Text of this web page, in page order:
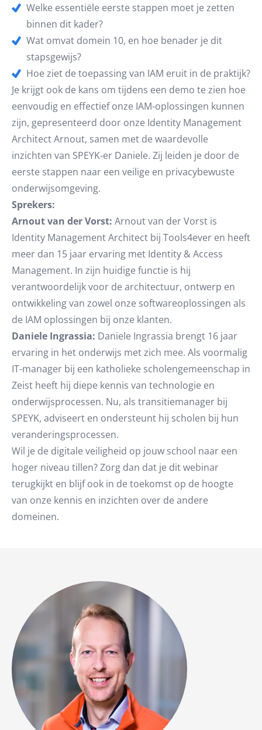
Welke essentiële eerste stappen moet je zetten
binnen dit kader?
Wat omvat domein 10, en hoe benader je dit
stapsgewijs?
Hoe ziet de toepassing van IAM eruit in de praktijk?
Je krijgt ook de kans om tijdens een demo te zien hoe
eenvoudig en effectief onze IAM-oplossingen kunnen
zijn, gepresenteerd door onze Identity Management
Architect Arnout, samen met de waardevolle
inzichten van SPEYK-er Daniele. Zij leiden je door de
eerste stappen naar een veilige en privacybewuste
onderwijsomgeving.
Sprekers:
Arnout van der Vorst: Arnout van der Vorst is
Identity Management Architect bij Tools4ever en heeft
meer dan 15 jaar ervaring met Identity & Access
Management. In zijn huidige functie is hij
verantwoordelijk voor de architectuur, ontwerp en
ontwikkeling van zowel onze softwareoplossingen als
de IAM oplossingen bij onze klanten.
Daniele Ingrassia: Daniele Ingrassia brengt 16 jaar
ervaring in het onderwijs met zich mee. Als voormalig
IT-manager bij een katholieke scholengemeenschap in
Zeist heeft hij diepe kennis van technologie en
onderwijsprocessen. Nu, als transitiemanager bij
SPEYK, adviseert en ondersteunt hij scholen bij hun
veranderingsprocessen.
Wil je de digitale veiligheid op jouw school naar een
hoger niveau tillen? Zorg dan dat je dit webinar
terugkijkt en blijf ook in de toekomst op de hoogte
van onze kennis en inzichten over de andere
domeinen.